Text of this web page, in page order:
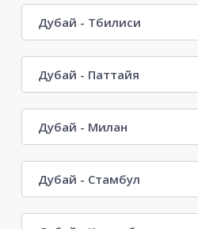
Дубай - Тбилиси
Дубай - Паттайя
Дубай - Милан
Дубай - Стамбул